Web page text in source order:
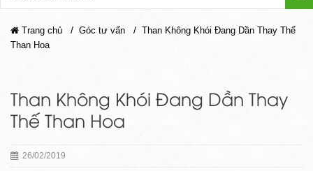
Trang chủ / Góc tư vấn / Than Không Khói Đang Dần Thay Thế
Than Hoa
Than Không Khói Đang Dần Thay
Thế Than Hoa
26/02/2019